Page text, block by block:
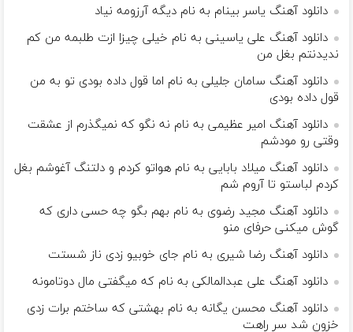
دانلود آهنگ یاسر بینام به نام دیگه آرزومه نیاد
دانلود آهنگ علی یاسینی به نام خیلی چیزا ازت طلبمه من کم
ندیدنتم بغل من
دانلود آهنگ سامان جلیلی به نام اما قول داده بودی تو به من
قول داده بودی
دانلود آهنگ امیر عظیمی به نام نه نگو که نمیگذرم از عشقت
وقتی رو مودشم
دانلود آهنگ میلاد بابایی به نام هواتو كردم و دلتنگ آغوشم بغل
كردم لباستو تا آروم شم
دانلود آهنگ مجید رضوی به نام بهم بگو چه حسی داری که
گوش میکنی حرفای منو
دانلود آهنگ رضا شیری به نام جای خوبیو زدی ناز شستت
دانلود آهنگ علی عبدالمالکی به نام که میگفتی مال دوتامونه
دانلود آهنگ محسن یگانه به نام بهشتی که ساختم برات زدی
خزون شد سر راهت